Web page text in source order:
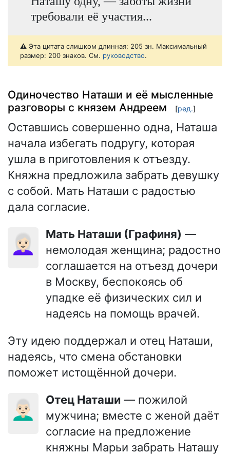
требовали её участия...
⚠️ Эта цитата слишком длинная: 205 зн. Максимальный
размер: 200 знаков. См. руководство.
Одиночество Наташи и её мысленные
разговоры с князем Андреем
[ред.]
Оставшись совершенно одна, Наташа
начала избегать подругу, которая
ушла в приготовления к отъезду.
Княжна предложила забрать девушку
с собой. Мать Наташи с радостью
дала согласие.
👩🏻‍🦳 Мать Наташи (Графиня) —
немолодая женщина; радостно
соглашается на отъезд дочери
в Москву, беспокоясь об
упадке её физических сил и
надеясь на помощь врачей.
Эту идею поддержал и отец Наташи,
надеясь, что смена обстановки
поможет истощённой дочери.
👨🏻‍🦳 Отец Наташи — пожилой
мужчина; вместе с женой даёт
согласие на предложение
княжны Марьи забрать Наташу